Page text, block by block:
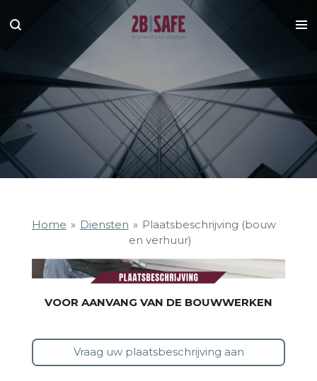
direct
hoofdinhoud
Home » Diensten » Plaatsbeschrijving (bouw
en verhuur)
VOOR AANVANG VAN DE BOUWWERKEN
Vraag uw plaatsbeschrijving aan